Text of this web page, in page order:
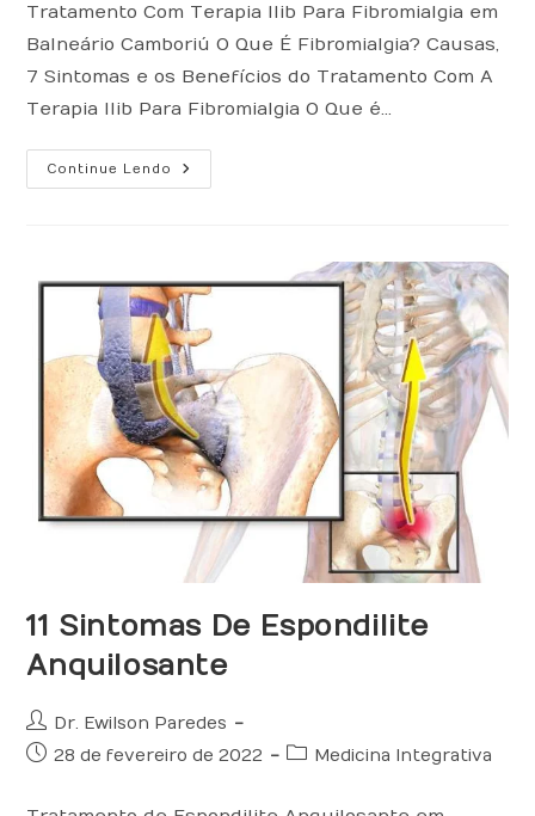
Tratamento Com Terapia Ilib Para Fibromialgia em
Balneário Camboriú O Que É Fibromialgia? Causas,
7 Sintomas e os Benefícios do Tratamento Com A
Terapia Ilib Para Fibromialgia O Que é…
Continue Lendo
Fibromialgia:
7
ILIB
Para
Fibromialgia
11 Sintomas De Espondilite
Anquilosante
Autor
do
Dr. Ewilson Paredes
Post28 de fevereiro de 2022
Categoria
Medicina Integrativa